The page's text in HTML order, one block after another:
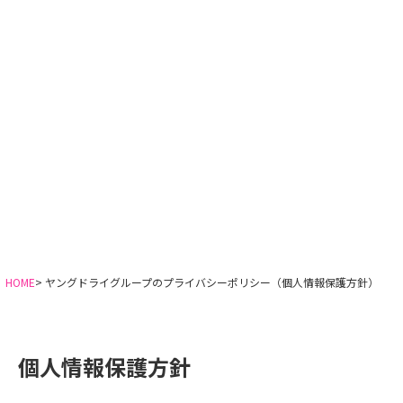
HOME> ヤングドライグループのプライバシーポリシー（個人情報保護方針）
個人情報保護方針